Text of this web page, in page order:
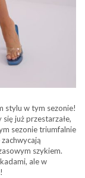
stylu w tym sezonie!
już przestarzałe,
sezonie triumfalnie
szykiem.
ale w